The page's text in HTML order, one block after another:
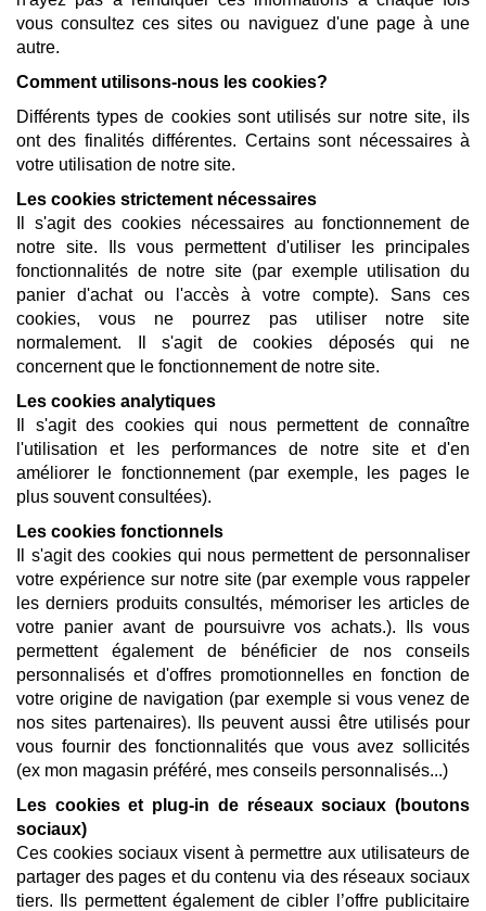
vous consultez ces sites ou naviguez d'une page à une
autre.
Comment utilisons-nous les cookies?
Différents types de cookies sont utilisés sur notre site, ils
ont des finalités différentes. Certains sont nécessaires à
votre utilisation de notre site.
Les cookies strictement nécessaires
Il s'agit des cookies nécessaires au fonctionnement de
notre site. Ils vous permettent d'utiliser les principales
fonctionnalités de notre site (par exemple utilisation du
panier d'achat ou l'accès à votre compte). Sans ces
cookies, vous ne pourrez pas utiliser notre site
normalement. Il s'agit de cookies déposés qui ne
concernent que le fonctionnement de notre site.
Les cookies analytiques
Il s'agit des cookies qui nous permettent de connaître
l'utilisation et les performances de notre site et d'en
améliorer le fonctionnement (par exemple, les pages le
plus souvent consultées).
Les cookies fonctionnels
Il s'agit des cookies qui nous permettent de personnaliser
votre expérience sur notre site (par exemple vous rappeler
les derniers produits consultés, mémoriser les articles de
votre panier avant de poursuivre vos achats.). Ils vous
permettent également de bénéficier de nos conseils
personnalisés et d'offres promotionnelles en fonction de
votre origine de navigation (par exemple si vous venez de
nos sites partenaires). Ils peuvent aussi être utilisés pour
vous fournir des fonctionnalités que vous avez sollicités
(ex mon magasin préféré, mes conseils personnalisés...)
Les cookies et plug-in de réseaux sociaux (boutons
sociaux)
Ces cookies sociaux visent à permettre aux utilisateurs de
partager des pages et du contenu via des réseaux sociaux
tiers. Ils permettent également de cibler l’offre publicitaire